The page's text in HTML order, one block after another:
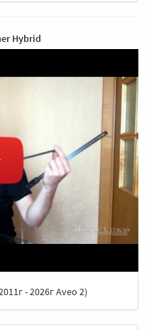
Hybrid
- 2026г Aveo 2)